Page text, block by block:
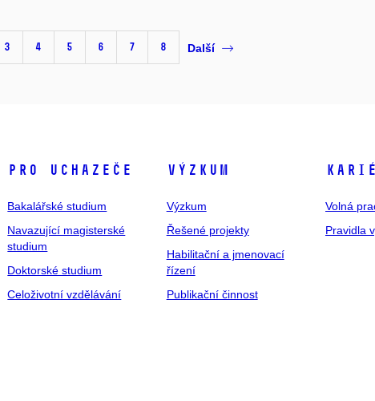
3 4 5 6 7 8 Další
Pro uchazeče
Bakalářské studium
Navazující magisterské
studium
Doktorské studium
Celoživotní vzdělávání
Výzkum
Výzkum
Řešené projekty
Habilitační a jmenovací
řízení
Publikační činnost
Volná
Pravidla